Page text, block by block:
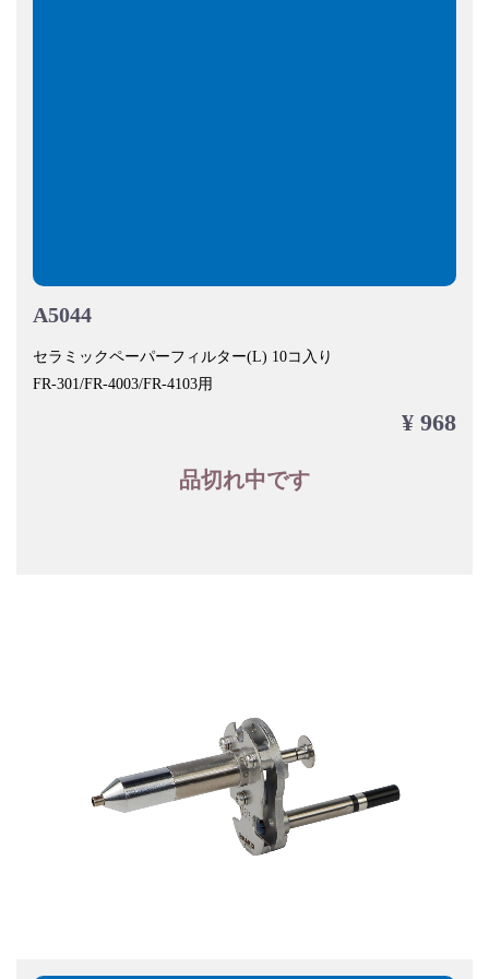
A5044
セラミックペーパーフィルター(L) 10コ入り
FR-301/FR-4003/FR-4103用
¥ 968
品切れ中です